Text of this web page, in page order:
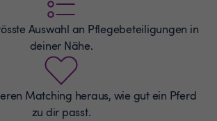
Auswahl an Pflegebeteiligungen in
deiner Nähe.
Matching heraus, wie gut ein Pferd
zu dir passt.